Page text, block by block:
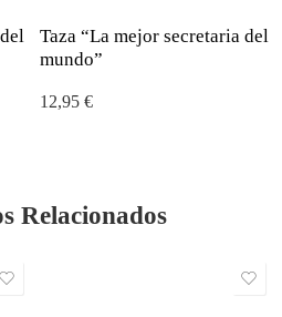
Taza “La mejor secretaria del
mundo”
12,95 €
Relacionados